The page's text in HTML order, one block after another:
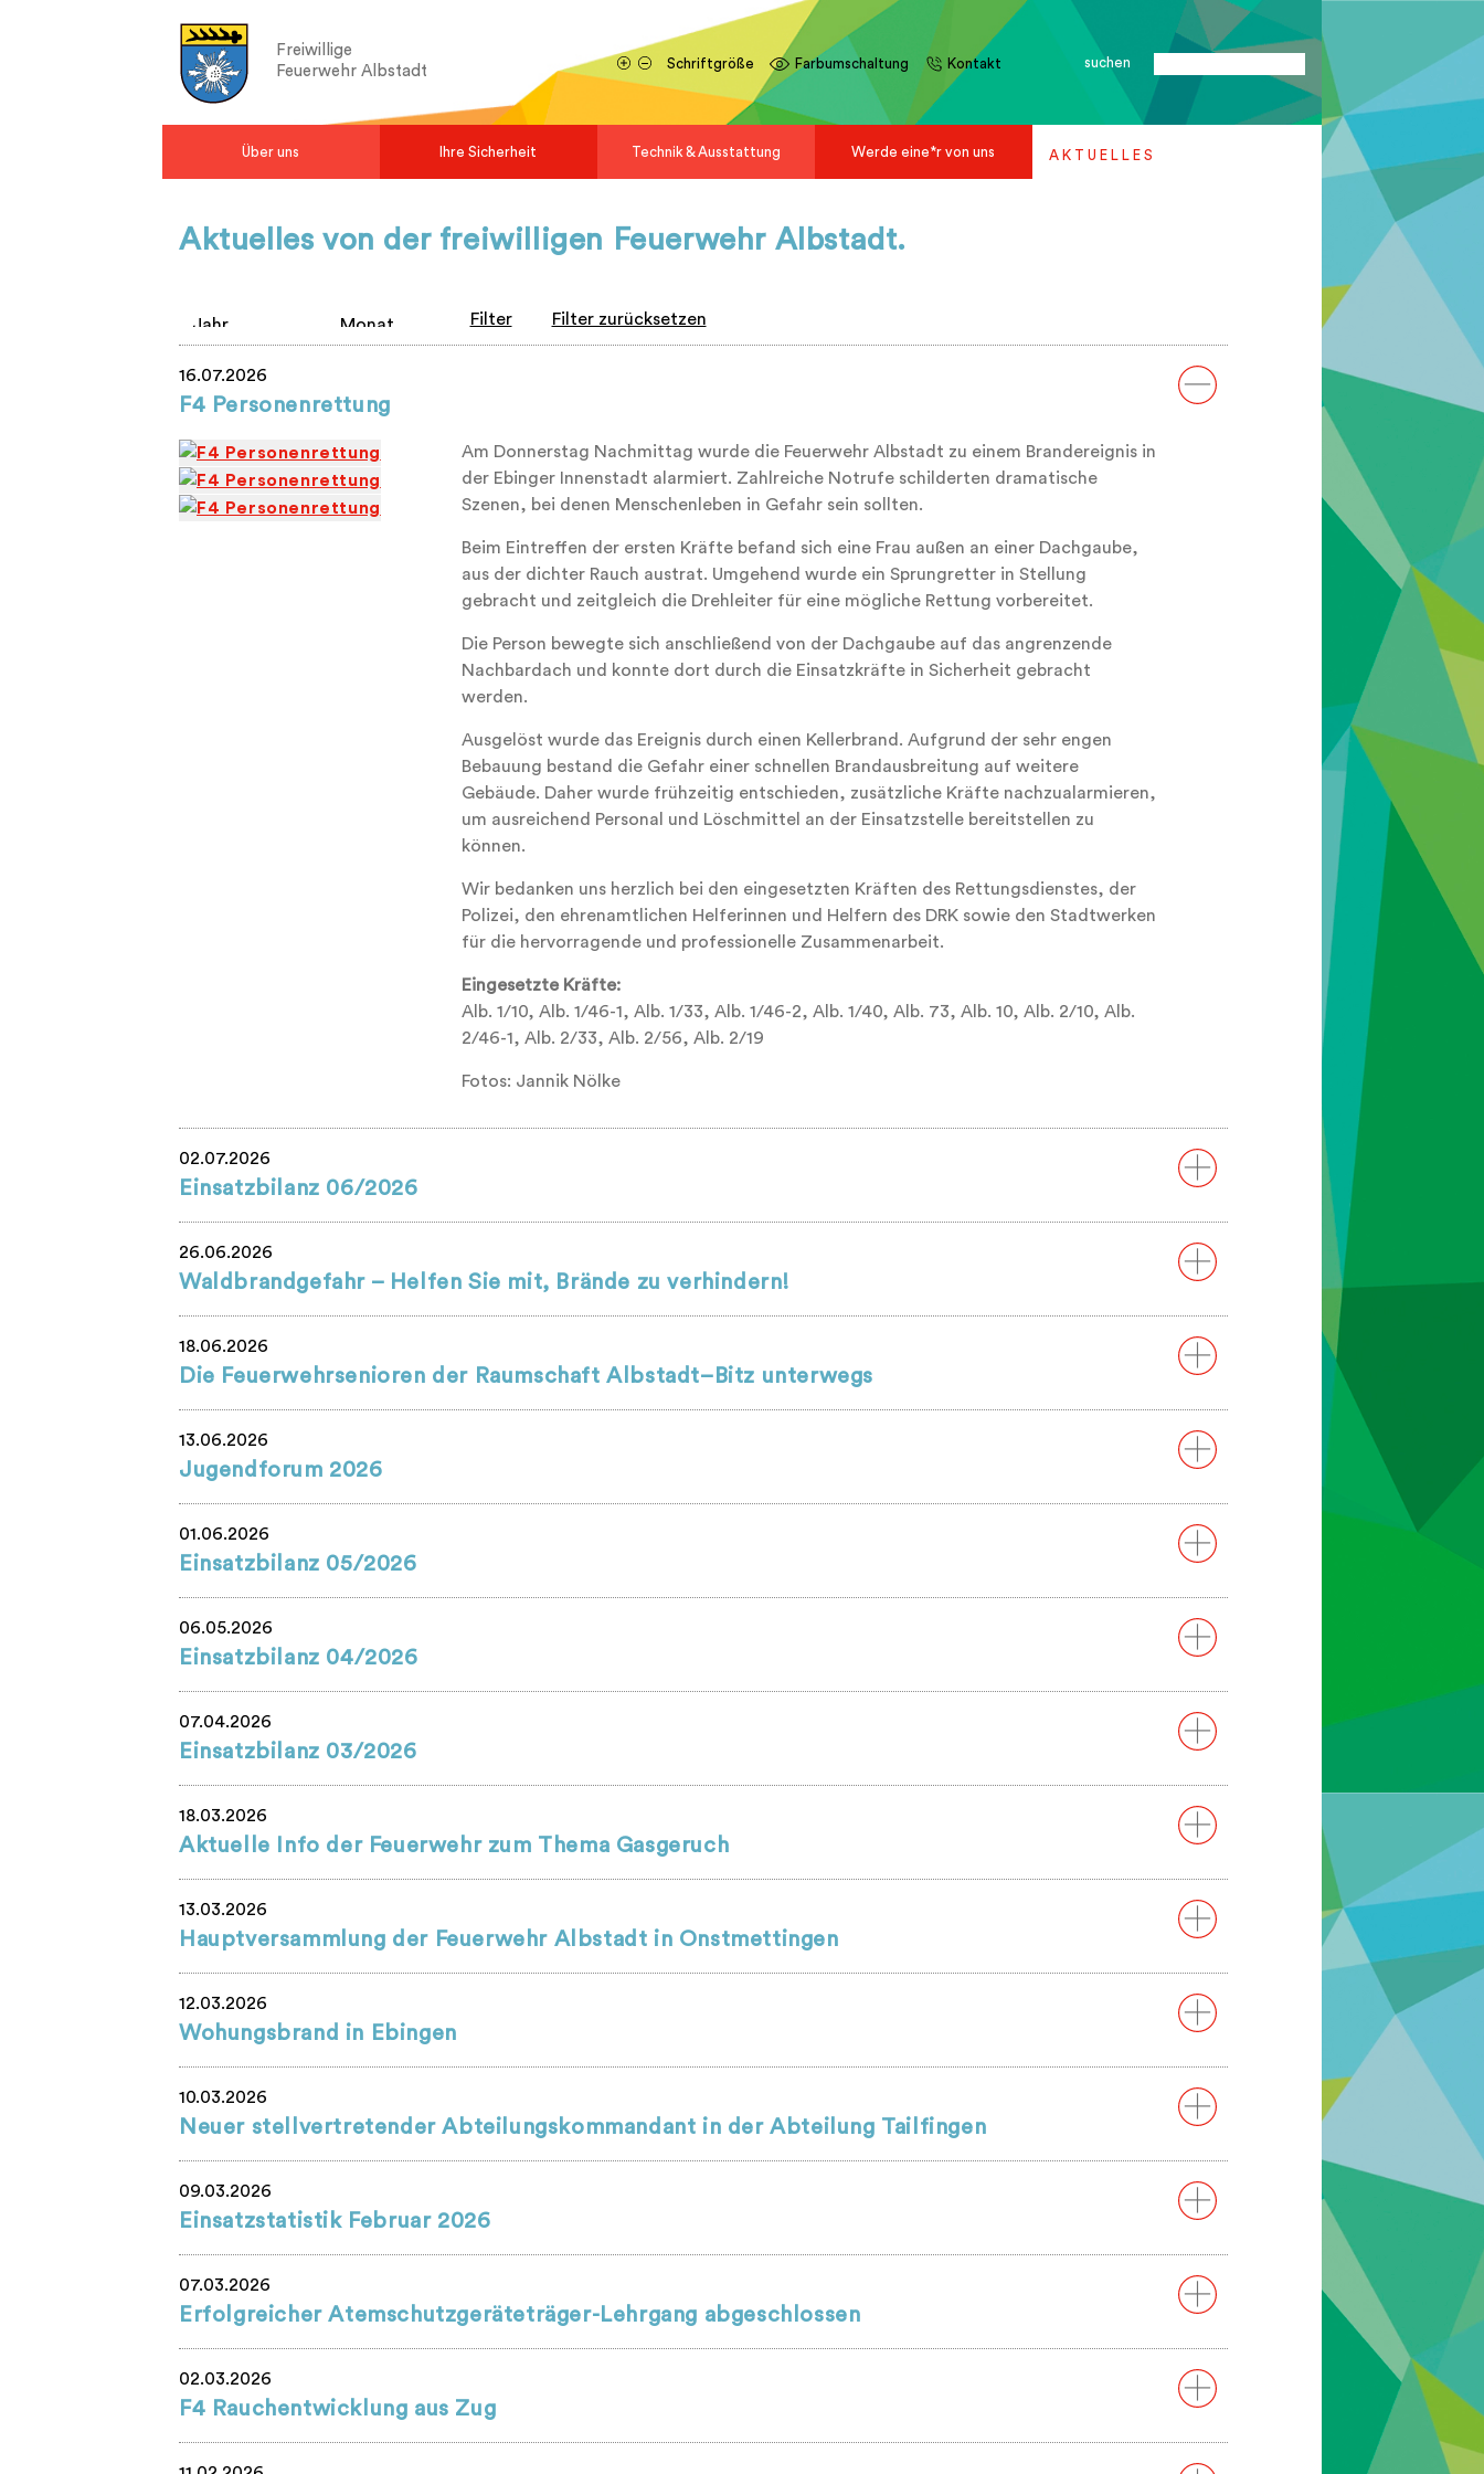
Freiwillige
Feuerwehr Albstadt
Schriftgröße Farbumschaltung Kontakt suchen
Über uns Ihre Sicherheit Technik & Ausstattung Werde eine*r von uns A K T U E L L E S
Aktuelles von der freiwilligen Feuerwehr Albstadt.
Filter Filter zurücksetzen
16.07.2026
F4 Personenrettung
Am Donnerstag Nachmittag wurde die Feuerwehr Albstadt zu einem Brandereignis in
der Ebinger Innenstadt alarmiert. Zahlreiche Notrufe schilderten dramatische
Szenen, bei denen Menschenleben in Gefahr sein sollten.
Beim Eintreffen der ersten Kräfte befand sich eine Frau außen an einer Dachgaube,
aus der dichter Rauch austrat. Umgehend wurde ein Sprungretter in Stellung
gebracht und zeitgleich die Drehleiter für eine mögliche Rettung vorbereitet.
Die Person bewegte sich anschließend von der Dachgaube auf das angrenzende
Nachbardach und konnte dort durch die Einsatzkräfte in Sicherheit gebracht
werden.
Ausgelöst wurde das Ereignis durch einen Kellerbrand. Aufgrund der sehr engen
Bebauung bestand die Gefahr einer schnellen Brandausbreitung auf weitere
Gebäude. Daher wurde frühzeitig entschieden, zusätzliche Kräfte nachzualarmieren,
um ausreichend Personal und Löschmittel an der Einsatzstelle bereitstellen zu
können.
Wir bedanken uns herzlich bei den eingesetzten Kräften des Rettungsdienstes, der
Polizei, den ehrenamtlichen Helferinnen und Helfern des DRK sowie den Stadtwerken
für die hervorragende und professionelle Zusammenarbeit.
Eingesetzte Kräfte:
Alb. 1/10, Alb. 1/46-1, Alb. 1/33, Alb. 1/46-2, Alb. 1/40, Alb. 73, Alb. 10, Alb. 2/10, Alb.
2/46-1, Alb. 2/33, Alb. 2/56, Alb. 2/19
Fotos: Jannik Nölke
02.07.2026
Einsatzbilanz 06/2026
26.06.2026
Waldbrandgefahr – Helfen Sie mit, Brände zu verhindern!
18.06.2026
Die Feuerwehrsenioren der Raumschaft Albstadt–Bitz unterwegs
13.06.2026
Jugendforum 2026
01.06.2026
Einsatzbilanz 05/2026
06.05.2026
Einsatzbilanz 04/2026
07.04.2026
Einsatzbilanz 03/2026
18.03.2026
Aktuelle Info der Feuerwehr zum Thema Gasgeruch
13.03.2026
Hauptversammlung der Feuerwehr Albstadt in Onstmettingen
12.03.2026
Wohungsbrand in Ebingen
10.03.2026
Neuer stellvertretender Abteilungskommandant in der Abteilung Tailfingen
09.03.2026
Einsatzstatistik Februar 2026
07.03.2026
Erfolgreicher Atemschutzgeräteträger-Lehrgang abgeschlossen
02.03.2026
F4 Rauchentwicklung aus Zug